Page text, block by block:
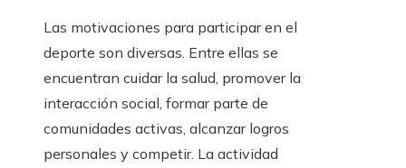
Las motivaciones para participar en el
deporte son diversas. Entre ellas se
encuentran cuidar la salud, promover la
interacción social, formar parte de
comunidades activas, alcanzar logros
personales y competir. La actividad